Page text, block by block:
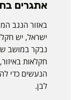
אתגרים
באזור הנגב
ישראל, יש
נבקר במושב
חקלאות
הנעשים כדי
לבן.